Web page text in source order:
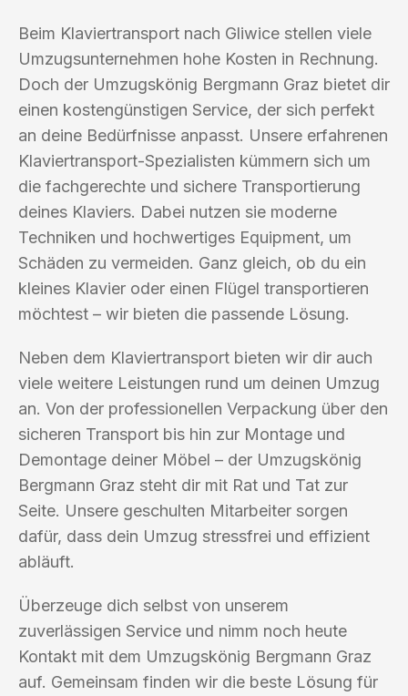
Beim Klaviertransport nach Gliwice stellen viele
Umzugsunternehmen hohe Kosten in Rechnung.
Doch der Umzugskönig Bergmann Graz bietet dir
einen kostengünstigen Service, der sich perfekt
an deine Bedürfnisse anpasst. Unsere erfahrenen
Klaviertransport-Spezialisten kümmern sich um
die fachgerechte und sichere Transportierung
deines Klaviers. Dabei nutzen sie moderne
Techniken und hochwertiges Equipment, um
Schäden zu vermeiden. Ganz gleich, ob du ein
kleines Klavier oder einen Flügel transportieren
möchtest – wir bieten die passende Lösung.
Neben dem Klaviertransport bieten wir dir auch
viele weitere Leistungen rund um deinen Umzug
an. Von der professionellen Verpackung über den
sicheren Transport bis hin zur Montage und
Demontage deiner Möbel – der Umzugskönig
Bergmann Graz steht dir mit Rat und Tat zur
Seite. Unsere geschulten Mitarbeiter sorgen
dafür, dass dein Umzug stressfrei und effizient
abläuft.
Überzeuge dich selbst von unserem
zuverlässigen Service und nimm noch heute
Kontakt mit dem Umzugskönig Bergmann Graz
auf. Gemeinsam finden wir die beste Lösung für